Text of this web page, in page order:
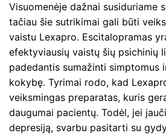
Visuomenėje dažnai susiduriame
tačiau šie sutrikimai gali būti
vaistu Lexapro. Escitalopramas
efektyviausių vaistų šių psichinių
padedantis sumažinti simptomus
kokybę. Tyrimai rodo, kad
veiksmingas preparatas, kuris
daugumai pacientų. Todėl, jei
depresiją, svarbu pasitarti su